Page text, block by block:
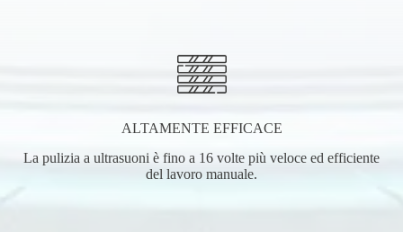
ALTAMENTE EFFICACE
La pulizia a ultrasuoni è fino a 16 volte più veloce ed efficiente
del lavoro manuale.